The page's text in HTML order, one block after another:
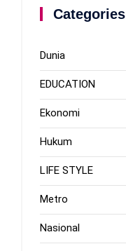
Categories
Dunia
EDUCATION
Ekonomi
Hukum
LIFE STYLE
Metro
Nasional